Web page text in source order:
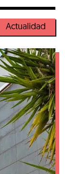
Actualidad